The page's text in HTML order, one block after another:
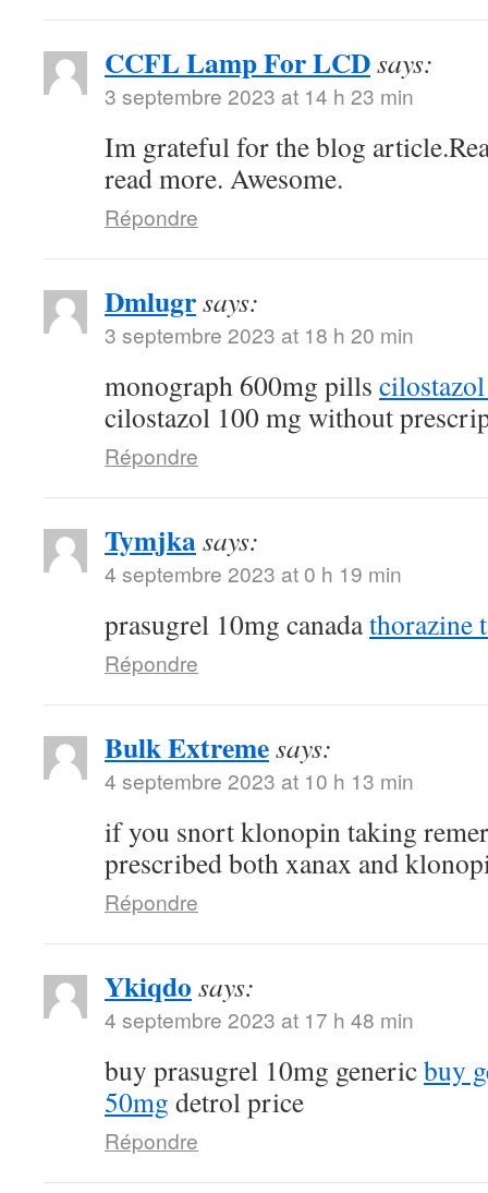
CCFL Lamp For LCDsays:
3 septembre 2023 at 14 h 23 min
Im grateful for the blog
read more. Awesome.
Répondre
Dmlugrsays:
3 septembre 2023 at 18 h 20 min
monograph 600mg pills
cilostazol 100 mg without
Répondre
Tymjkasays:
4 septembre 2023 at 0 h 19 min
prasugrel 10mg canadathorazine
Répondre
Bulk Extremesays:
4 septembre 2023 at 10 h 13 min
if you snort klonopin taking
prescribed both xanax and
Répondre
Ykiqdo says:
4 septembre 2023 at 17 h 48 min
buy prasugrel 10mg genericbuy
50mg detrol price
Répondre